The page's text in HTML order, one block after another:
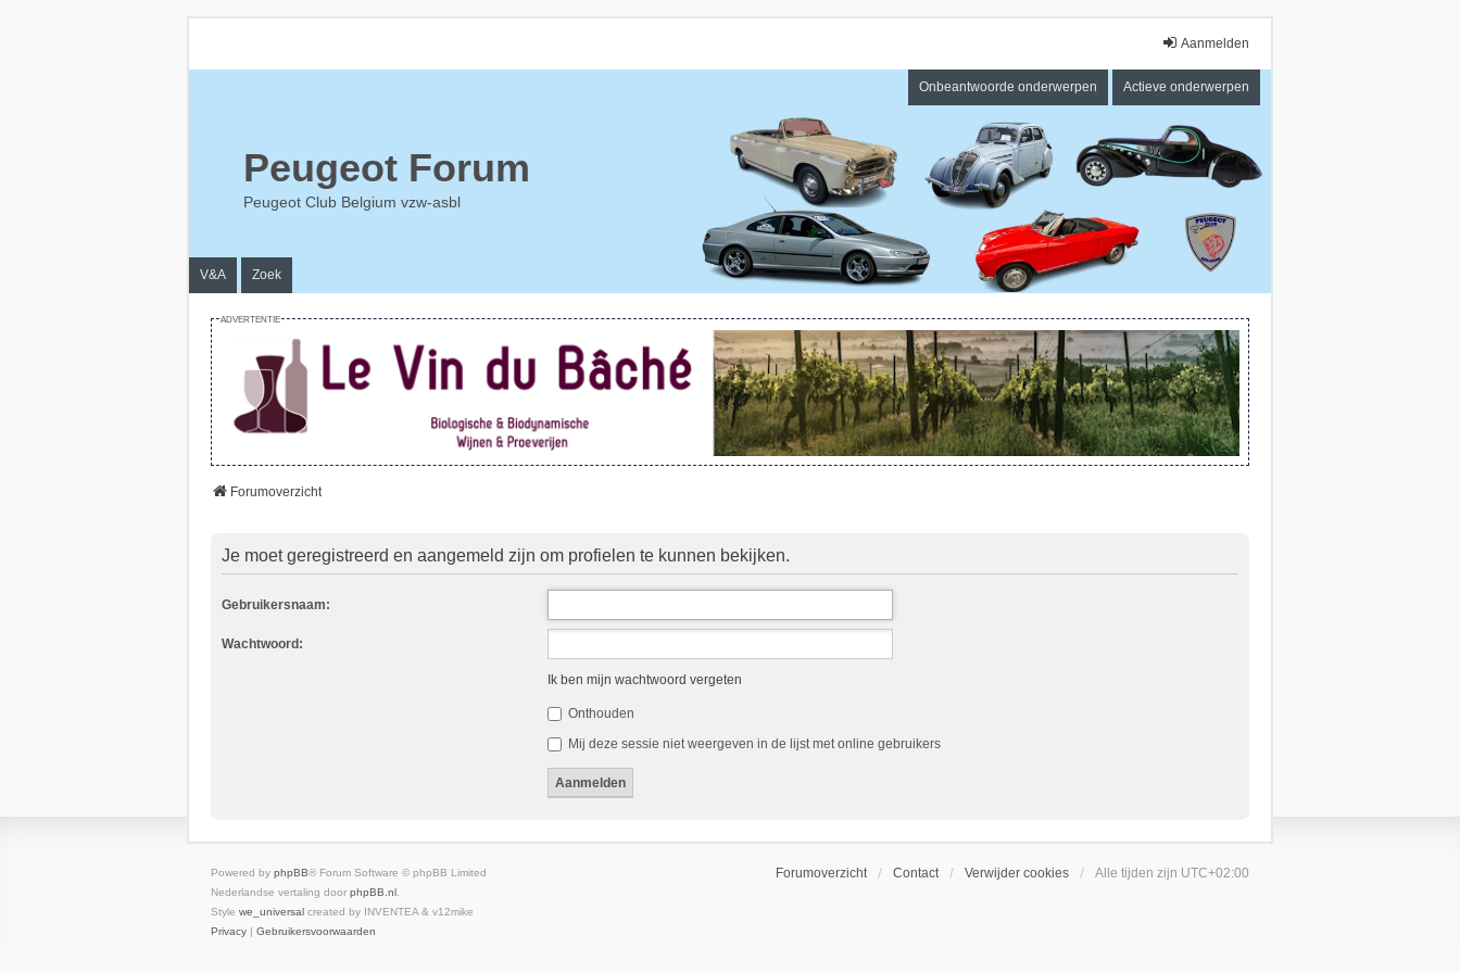
Aanmelden
Onbeantwoorde onderwerpen Actieve onderwerpen
Peugeot Forum
Peugeot Club Belgium vzw-asbl
V&A Zoek
ADVERTENTIE
Forumoverzicht
Je moet geregistreerd en aangemeld zijn om profielen te kunnen bekijken.
Gebruikersnaam:
Wachtwoord:
Ik ben mijn wachtwoord vergeten
Onthouden
Mij deze sessie niet weergeven in de lijst met online gebruikers
Forumoverzicht Contact Verwijder cookies Alle tijden zijn UTC+02:00
Powered by phpBB® Forum Software © phpBB Limited
Nederlandse vertaling door phpBB.nl.
Style we_universal created by INVENTEA & v12mike
Privacy | Gebruikersvoorwaarden